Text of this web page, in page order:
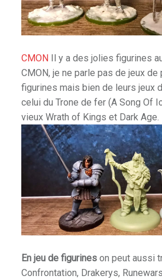
Pantheon
CMONIl y a des jolies figurines
CMON, je ne parle pas de jeux de
figurines mais bien de leurs jeux
celui du Trone de fer (A Song Of
vieux Wrath of Kings et Dark Age.
En jeu de figurineson peut aussi
Confrontation, Drakerys,